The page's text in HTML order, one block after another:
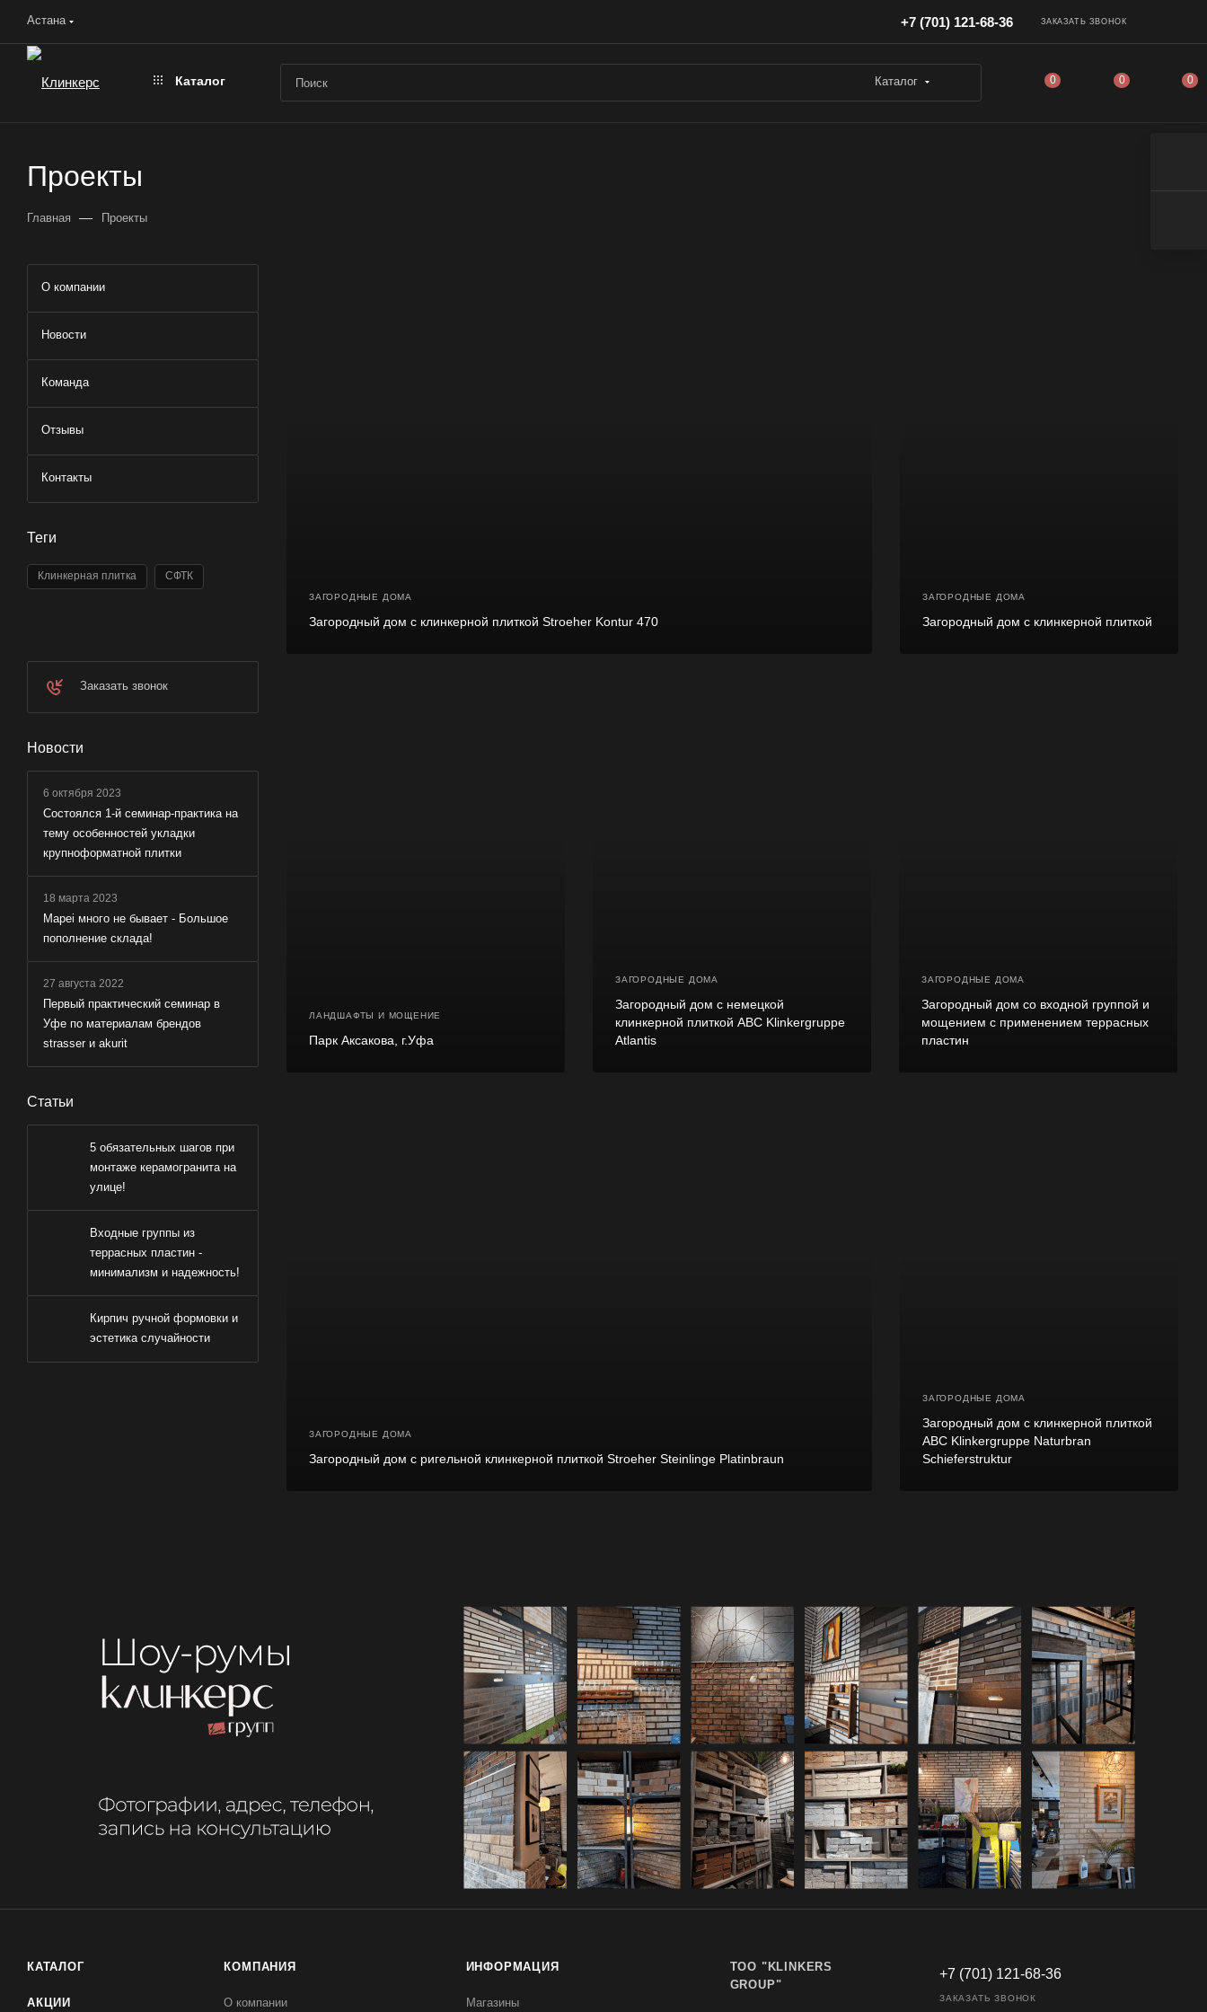
Астана +7 (701) 121-68-36 ЗАКАЗАТЬ ЗВОНОК
Каталог Каталог 0 0 0
Проекты
Главная — Проекты
ЗАГОРОДНЫЕ ДОМА
Загородный дом с клинкерной плиткой Stroeher Kontur 470
ЗАГОРОДНЫЕ ДОМА
Загородный дом с клинкерной плиткой
ЛАНДШАФТЫ И МОЩЕНИЕ
Парк Аксакова, г.Уфа
ЗАГОРОДНЫЕ ДОМА
Загородный дом с немецкой
клинкерной плиткой ABC Klinkergruppe
Atlantis
ЗАГОРОДНЫЕ ДОМА
Загородный дом со входной группой и
мощением с применением террасных
пластин
ЗАГОРОДНЫЕ ДОМА
Загородный дом с ригельной клинкерной плиткой Stroeher Steinlinge Platinbraun
ЗАГОРОДНЫЕ ДОМА
Загородный дом с клинкерной плиткой
ABC Klinkergruppe Naturbran
Schieferstruktur
О компании
Новости
Команда
Отзывы
Контакты
Теги
Клинкерная плитка СФТК
Заказать звонок
Новости
6 октября 2023
Состоялся 1-й семинар-практика на
тему особенностей укладки
крупноформатной плитки
18 марта 2023
Mapei много не бывает - Большое
пополнение склада!
27 августа 2022
Первый практический семинар в
Уфе по материалам брендов
strasser и akurit
Статьи
5 обязательных шагов при
монтаже керамогранита на
улице!
Входные группы из
террасных пластин -
минимализм и надежность!
Кирпич ручной формовки и
эстетика случайности
КАТАЛОГ
АКЦИИ
КОМПАНИЯ
О компании
ИНФОРМАЦИЯ
Магазины
TOO "KLINKERS
GROUP"
+7 (701) 121-68-36
ЗАКАЗАТЬ ЗВОНОК